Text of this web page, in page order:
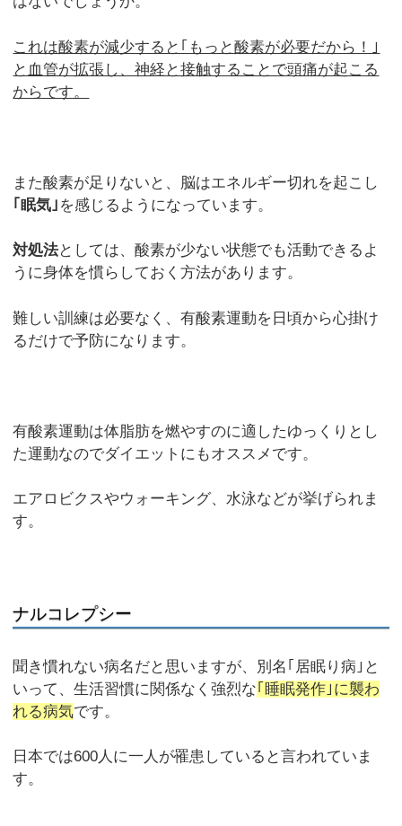
これは酸素が減少すると｢もっと酸素が必要だから！｣
と血管が拡張し、神経と接触することで頭痛が起こる
からです。
また酸素が足りないと、脳はエネルギー切れを起こし
｢眠気｣ を感じるようになっています。
対処法としては、酸素が少ない状態でも活動できるよ
うに身体を慣らしておく方法があります。
難しい訓練は必要なく、有酸素運動を日頃から心掛け
るだけで予防になります。
有酸素運動は体脂肪を燃やすのに適したゆっくりとし
た運動なのでダイエットにもオススメです。
エアロビクスやウォーキング、水泳などが挙げられま
す。
ナルコレプシー
聞き慣れない病名だと思いますが、別名｢居眠り病｣と
いって、生活習慣に関係なく強烈な｢睡眠発作｣に襲わ
れる病気です。
日本では600人に一人が罹患していると言われていま
す。